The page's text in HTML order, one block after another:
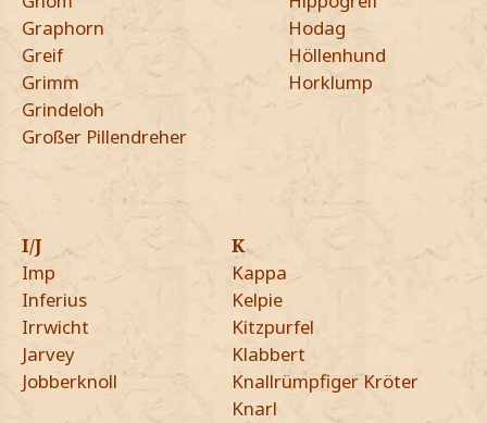
Graphorn
Greif
Grimm
Grindeloh
Großer Pillendreher
Hodag
Höllenhund
Horklump
I/J
Imp
Inferius
Irrwicht
Jarvey
Jobberknoll
K
Kappa
Kelpie
Kitzpurfel
Klabbert
Knallrümpfiger Kröter
Knarl